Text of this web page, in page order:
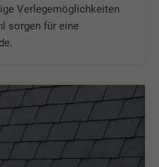
Verlegemöglichkeiten
sorgen für eine